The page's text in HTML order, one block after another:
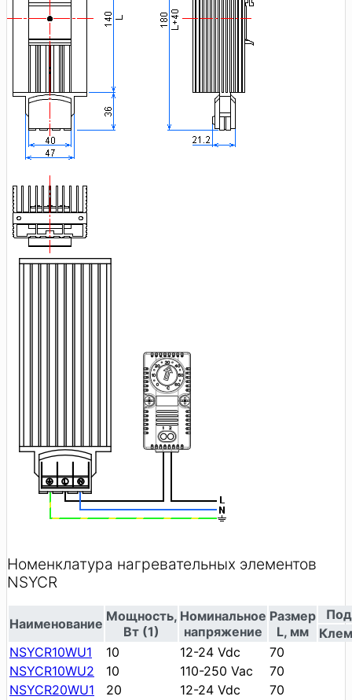
Номенклатура нагревательных элементов
NSYCR
Наименование Мощность,
Вт (1)
Номинальное
напряжение
Размер
L, мм
NSYCR10WU1
10 12-24 Vdc
70
NSYCR10WU2
10 110-250 Vac
70
NSYCR20WU1
20 12-24 Vdc
70